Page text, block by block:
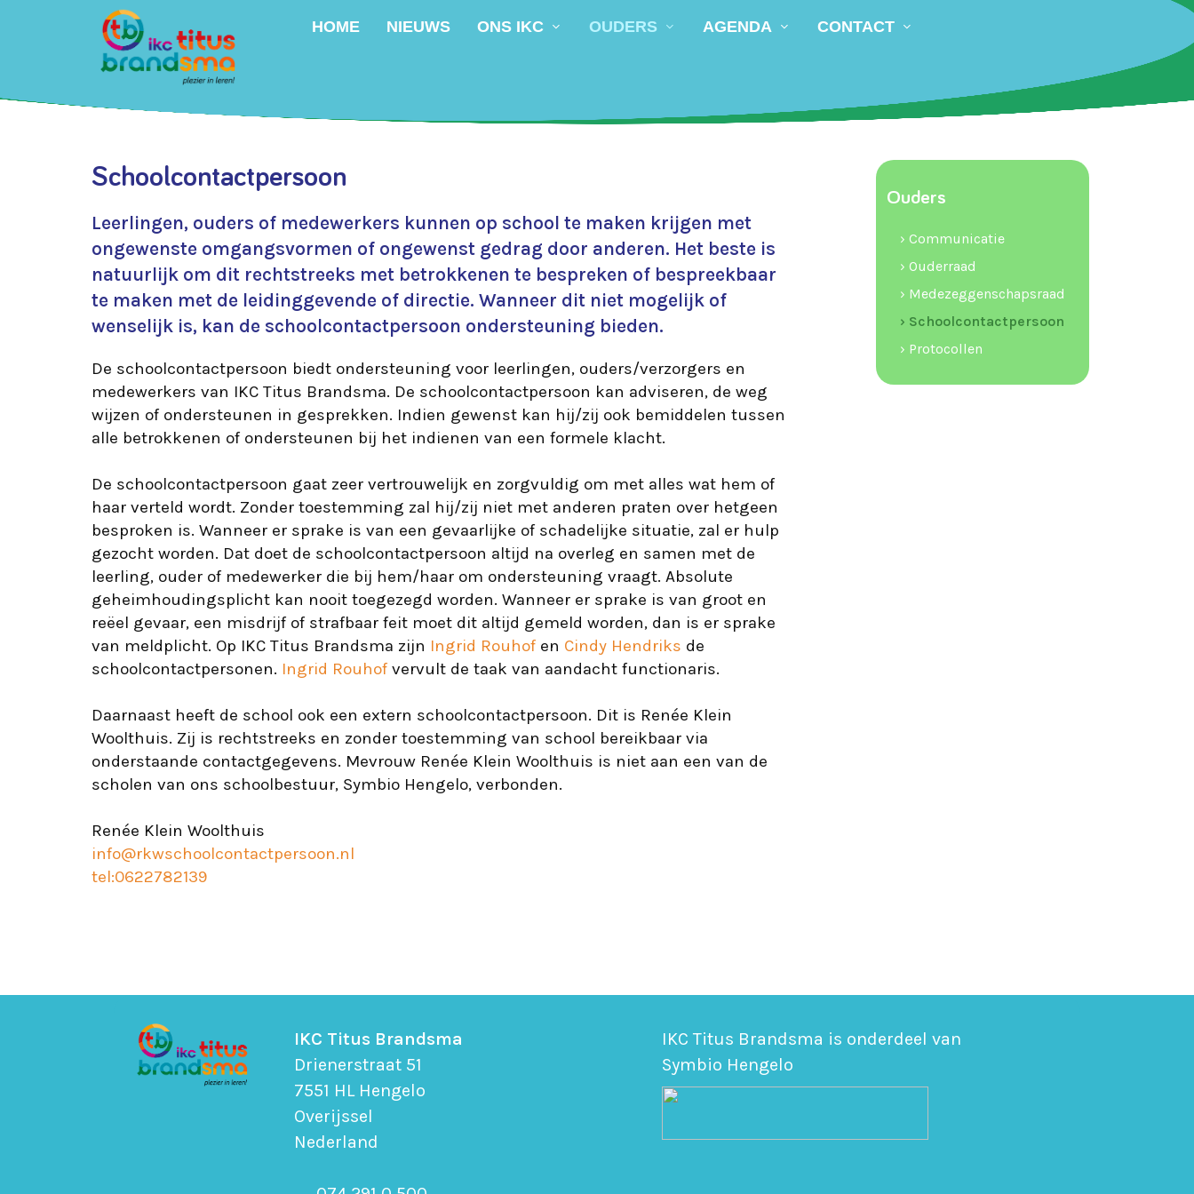
HOME NIEUWS ONS IKC OUDERS AGENDA CONTACT
Schoolcontactpersoon
Leerlingen, ouders of medewerkers kunnen op school te maken krijgen met
ongewenste omgangsvormen of ongewenst gedrag door anderen. Het beste is
natuurlijk om dit rechtstreeks met betrokkenen te bespreken of bespreekbaar
te maken met de leidinggevende of directie. Wanneer dit niet mogelijk of
wenselijk is, kan de schoolcontactpersoon ondersteuning bieden.
De schoolcontactpersoon biedt ondersteuning voor leerlingen, ouders/verzorgers en
medewerkers van IKC Titus Brandsma. De schoolcontactpersoon kan adviseren, de weg
wijzen of ondersteunen in gesprekken. Indien gewenst kan hij/zij ook bemiddelen tussen
alle betrokkenen of ondersteunen bij het indienen van een formele klacht.
De schoolcontactpersoon gaat zeer vertrouwelijk en zorgvuldig om met alles wat hem of
haar verteld wordt. Zonder toestemming zal hij/zij niet met anderen praten over hetgeen
besproken is. Wanneer er sprake is van een gevaarlijke of schadelijke situatie, zal er hulp
gezocht worden. Dat doet de schoolcontactpersoon altijd na overleg en samen met de
leerling, ouder of medewerker die bij hem/haar om ondersteuning vraagt. Absolute
geheimhoudingsplicht kan nooit toegezegd worden. Wanneer er sprake is van groot en
reëel gevaar, een misdrijf of strafbaar feit moet dit altijd gemeld worden, dan is er sprake
van meldplicht. Op IKC Titus Brandsma zijn Ingrid Rouhof en Cindy Hendriks de
schoolcontactpersonen. Ingrid Rouhof vervult de taak van aandacht functionaris.
Daarnaast heeft de school ook een extern schoolcontactpersoon. Dit is Renée Klein
Woolthuis. Zij is rechtstreeks en zonder toestemming van school bereikbaar via
onderstaande contactgegevens. Mevrouw Renée Klein Woolthuis is niet aan een van de
scholen van ons schoolbestuur, Symbio Hengelo, verbonden.
Renée Klein Woolthuis
info@rkwschoolcontactpersoon.nl
tel:0622782139
Ouders
› Communicatie
› Ouderraad
› Medezeggenschapsraad
› Schoolcontactpersoon
› Protocollen
IKC Titus Brandsma
Drienerstraat 51
7551 HL Hengelo
Overijssel
Nederland
IKC Titus Brandsma is onderdeel van
Symbio Hengelo